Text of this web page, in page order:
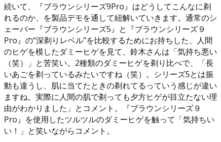
続いて、『ブラウンシリーズ9Pro』はどうしてこんなに剃
れるのか、を製品デモを通して紐解いていきます。通常のシ
ェーバー『ブラウンシリーズ5』と『ブラウンシリーズ９
Pro』の“深剃りレベル”を比較するためにお持ちした、人間
のヒゲを模したダミーヒゲを見て、鈴木さんは「気持ち悪い
（笑）」と苦笑い。2種類のダミーヒゲを剃り比べで、「長
いあごを剃っているみたいですね（笑）。シリーズ5とは振
動も違うし、肌に当てたときの剃れてるっていう感じが違い
ますね。実際に人間の肌で剃っても夕方ヒゲが目立たない理
由がわかりました」とコメント。『ブラウンシリーズ９
Pro』を使用したツルツルのダミーヒゲを触って「気持ちい
い！」と笑いながらコメント。